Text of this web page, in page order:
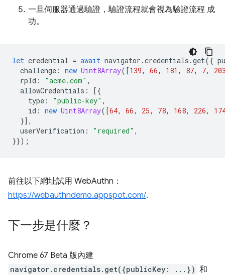
一旦伺服器通過驗證，驗證流程就會視為驗證流程 成
功。
let credential = await navigator .credentials .get({
challenge : new Uint8Array([139, 66, 181 , 87, 7,
rpId : "acme.com" ,
allowCredentials :
[{
type : "public-key" ,
id : new Uint8Array([64, 66, 25, 78, 168, 226,
}],
userVerification : "required" ,
}});
前往以下網址試用 WebAuthn：
https://webauthndemo.appspot.com/.
下一步是什麼？
Chrome 67 Beta 版內建
navigator.credentials.get({publicKey: ...}) 和